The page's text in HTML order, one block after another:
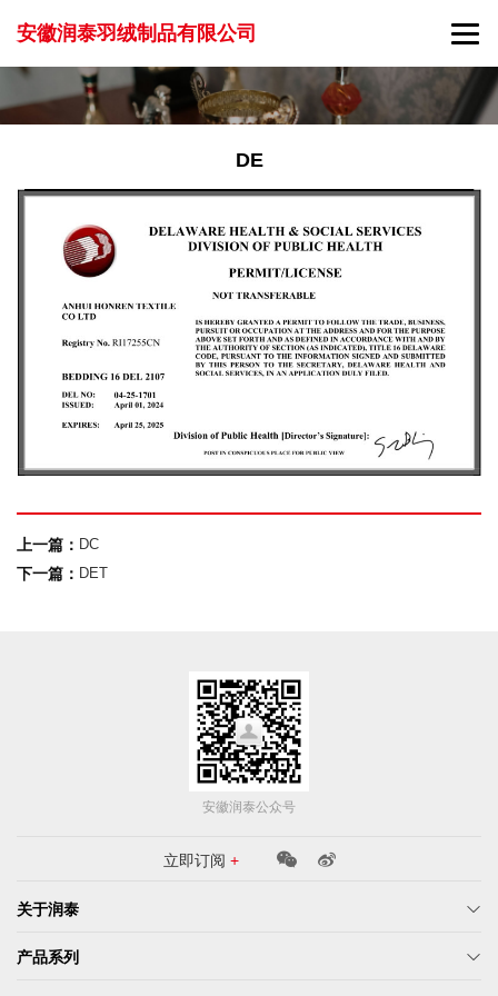
安徽润泰羽绒制品有限公司
DE
上一篇： DC
下一篇： DET
安徽润泰公众号
立即订阅 +
关于润泰
产品系列